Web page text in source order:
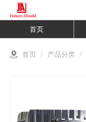
首页
首页 / 产品分类 /